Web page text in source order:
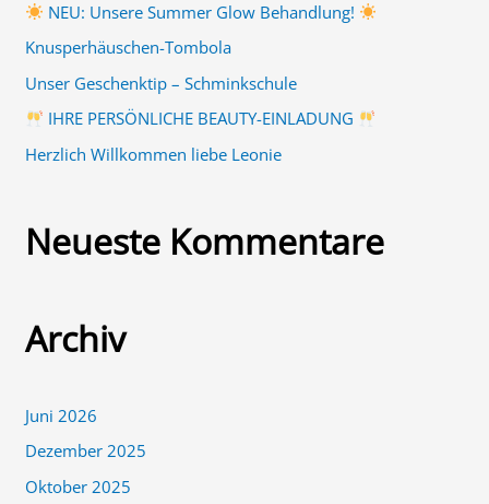
c
h
:
NEU: Unsere Summer Glow Behandlung!
Knusperhäuschen-Tombola
Unser Geschenktip – Schminkschule
IHRE PERSÖNLICHE BEAUTY-EINLADUNG
Herzlich Willkommen liebe Leonie
Neueste Kommentare
Archiv
Juni 2026
Dezember 2025
Oktober 2025